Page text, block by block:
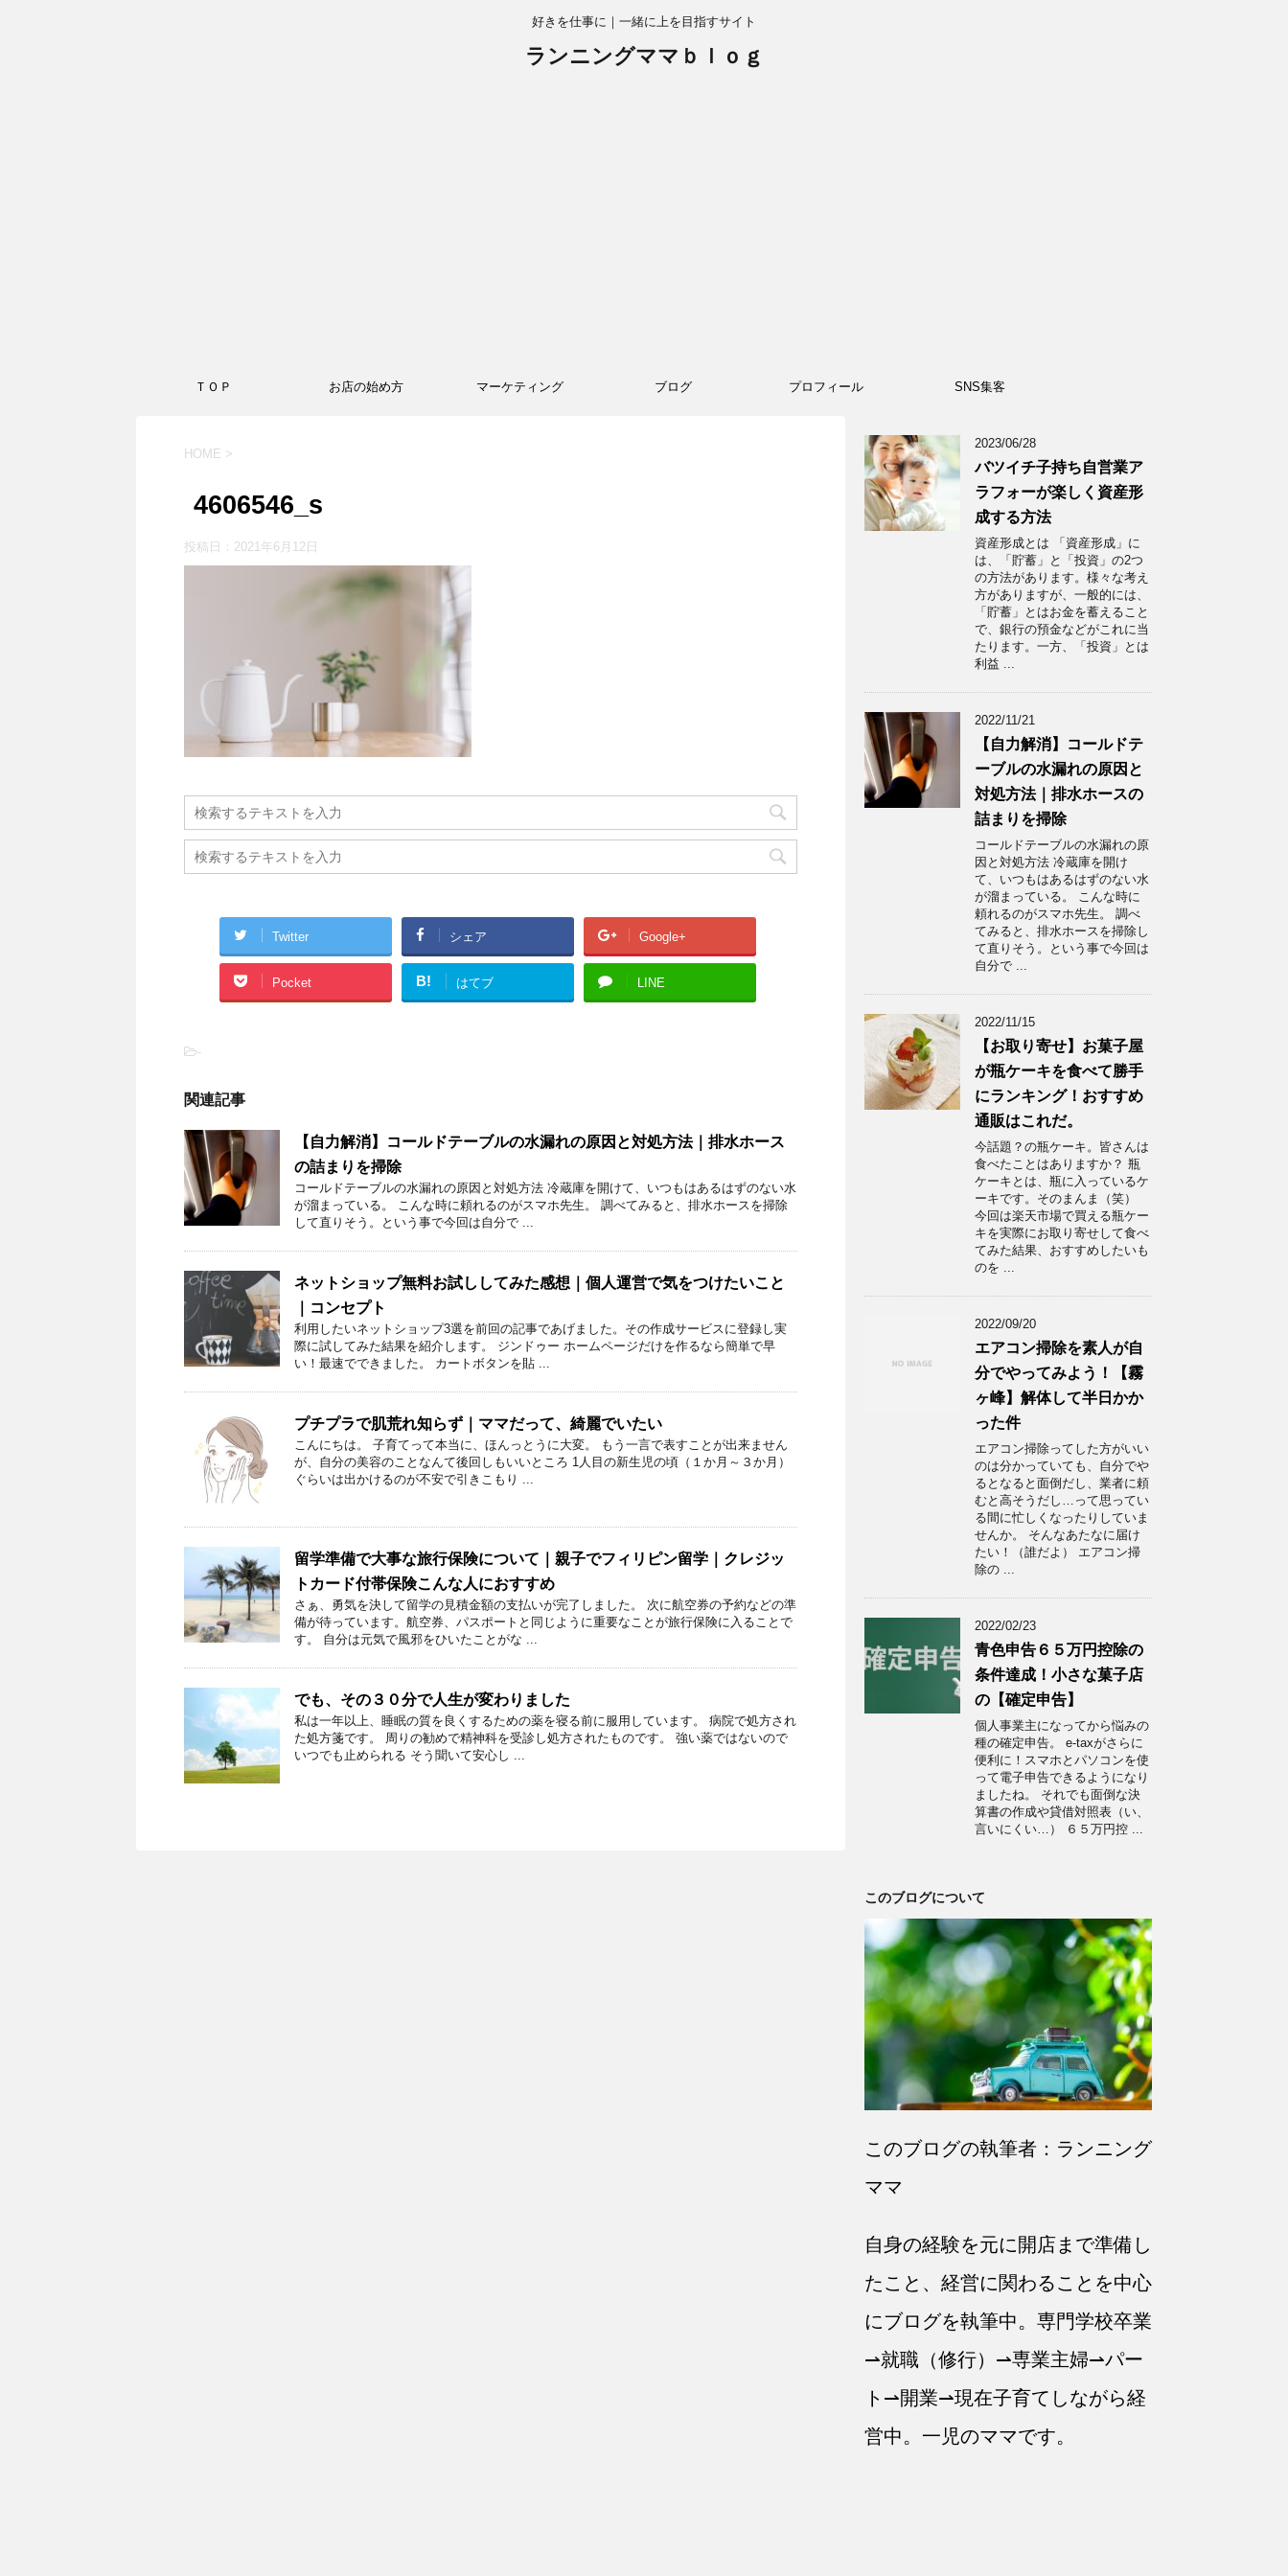
好きを仕事に｜一緒に上を目指すサイト
ランニングママｂｌｏｇ
ＴＯＰ お店の始め方 マーケティング ブログ プロフィール SNS集客
HOME >
4606546_s
投稿日： 2021年6月12日
Twitter シェア Google+
Pocket B! はてブ LINE
-
関連記事
【自力解消】コールドテーブルの水漏れの原因と対処方法｜排水ホース
の詰まりを掃除
コールドテーブルの水漏れの原因と対処方法 冷蔵庫を開けて、いつもはあるはずのない水
が溜まっている。 こんな時に頼れるのがスマホ先生。 調べてみると、排水ホースを掃除
して直りそう。という事で今回は自分で ...
ネットショップ無料お試ししてみた感想｜個人運営で気をつけたいこと
｜コンセプト
利用したいネットショップ3選を前回の記事であげました。その作成サービスに登録し実
際に試してみた結果を紹介します。 ジンドゥー ホームページだけを作るなら簡単で早
い！最速でできました。 カートボタンを貼 ...
プチプラで肌荒れ知らず｜ママだって、綺麗でいたい
こんにちは。 子育てって本当に、ほんっとうに大変。 もう一言で表すことが出来ません
が、自分の美容のことなんて後回しもいいところ 1人目の新生児の頃（１か月～３か月）
ぐらいは出かけるのが不安で引きこもり ...
留学準備で大事な旅行保険について｜親子でフィリピン留学｜クレジッ
トカード付帯保険こんな人におすすめ
さぁ、勇気を決して留学の見積金額の支払いが完了しました。 次に航空券の予約などの準
備が待っています。航空券、パスポートと同じように重要なことが旅行保険に入ることで
す。 自分は元気で風邪をひいたことがな ...
でも、その３０分で人生が変わりました
私は一年以上、睡眠の質を良くするための薬を寝る前に服用しています。 病院で処方され
た処方箋です。 周りの勧めで精神科を受診し処方されたものです。 強い薬ではないので
いつでも止められる そう聞いて安心し ...
2023/06/28
バツイチ子持ち自営業ア
ラフォーが楽しく資産形
成する方法
資産形成とは 「資産形成」に
は、「貯蓄」と「投資」の2つ
の方法があります。様々な考え
方がありますが、一般的には、
「貯蓄」とはお金を蓄えること
で、銀行の預金などがこれに当
たります。一方、「投資」とは
利益 ...
2022/11/21
【自力解消】コールドテ
ーブルの水漏れの原因と
対処方法｜排水ホースの
詰まりを掃除
コールドテーブルの水漏れの原
因と対処方法 冷蔵庫を開け
て、いつもはあるはずのない水
が溜まっている。 こんな時に
頼れるのがスマホ先生。 調べ
てみると、排水ホースを掃除し
て直りそう。という事で今回は
自分で ...
2022/11/15
【お取り寄せ】お菓子屋
が瓶ケーキを食べて勝手
にランキング！おすすめ
通販はこれだ。
今話題？の瓶ケーキ。皆さんは
食べたことはありますか？ 瓶
ケーキとは、瓶に入っているケ
ーキです。そのまんま（笑）
今回は楽天市場で買える瓶ケー
キを実際にお取り寄せして食べ
てみた結果、おすすめしたいも
のを ...
2022/09/20
エアコン掃除を素人が自
分でやってみよう！【霧
ヶ峰】解体して半日かか
った件
エアコン掃除ってした方がいい
のは分かっていても、自分でや
るとなると面倒だし、業者に頼
むと高そうだし…って思ってい
る間に忙しくなったりしていま
せんか。 そんなあたなに届け
たい！（誰だよ） エアコン掃
除の ...
2022/02/23
青色申告６５万円控除の
条件達成！小さな菓子店
の【確定申告】
個人事業主になってから悩みの
種の確定申告。 e-taxがさらに
便利に！スマホとパソコンを使
って電子申告できるようになり
ましたね。 それでも面倒な決
算書の作成や貸借対照表（い、
言いにくい…） ６５万円控 ...
このブログについて
このブログの執筆者：ランニング
ママ
自身の経験を元に開店まで準備し
たこと、経営に関わることを中心
にブログを執筆中。専門学校卒業
⇀就職（修行）⇀専業主婦⇀パー
ト⇀開業⇀現在子育てしながら経
営中。一児のママです。